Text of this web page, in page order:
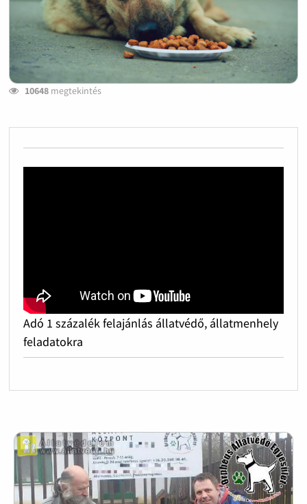
10648megtekintés
Adó 1 százalék felajánlás állatvédő, állatmenhely
feladatokra